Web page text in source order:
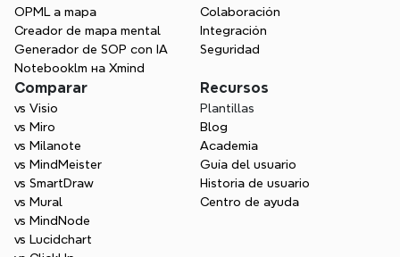
el punto de partida ideal y olvídate de la página en
blanco.
OPML a mapa
Creador de mapa mental
Generador de SOP con IA
Notebooklm на Xmind
Colaboración
Integración
Seguridad
Comparar
vs Visio
vs Miro
vs Milanote
vs MindMeister
vs SmartDraw
vs Mural
vs MindNode
vs Lucidchart
Recursos
Plantillas
Blog
Academia
Guía del usuario
Historia de usuario
Centro de ayuda